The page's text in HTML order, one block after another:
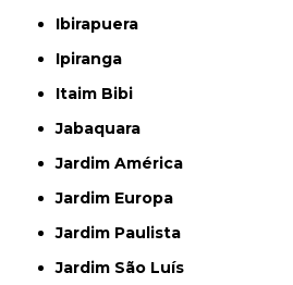
Ibirapuera
Ipiranga
Itaim Bibi
Jabaquara
Jardim América
Jardim Europa
Jardim Paulista
Jardim São Luís